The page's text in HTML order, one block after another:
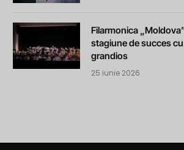
Filarmonica
stagiune de succes
grandios
25 iunie 2026